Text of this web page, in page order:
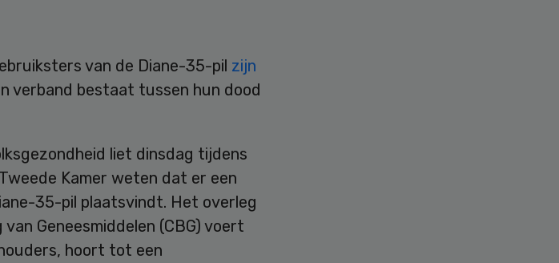
van de Diane-35-pil zijn
verband bestaat tussen hun dood
liet dinsdag tijdens
Kamer weten dat er een
35-pil plaatsvindt. Het overleg
Geneesmiddelen (CBG) voert
hoort tot een